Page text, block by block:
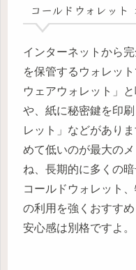
コールドウォレット
インターネットから
を保管するウォレッ
ウェアウォレット」
や、紙に秘密鍵を印
レット」などがあり
めて低いのが最大の
ね、長期的に多くの
コールドウォレット
の利用を強くおすす
安心感は別格ですよ。